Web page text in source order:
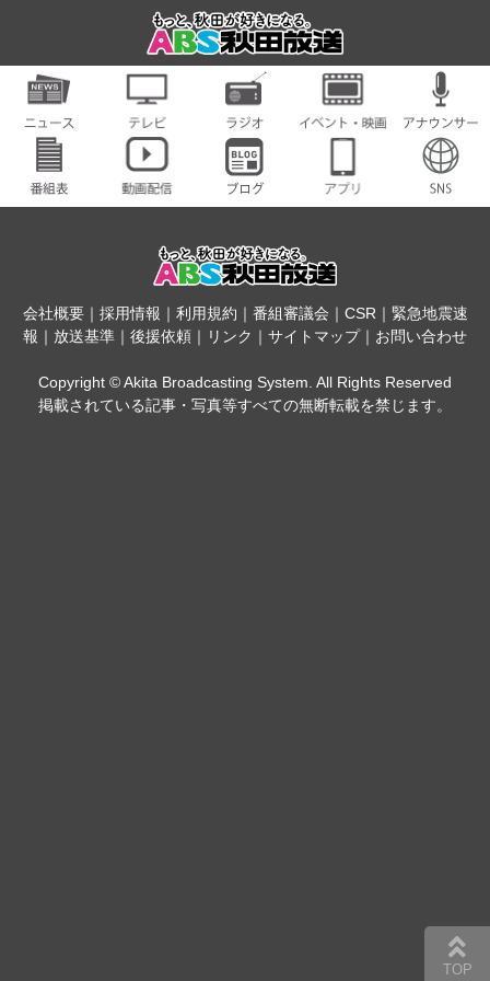
会社概要｜ 採用情報 ｜ 利用規約 ｜ 番組審議会 ｜ CSR｜ 緊急地震速
報 ｜ 放送基準 ｜ 後援依頼 ｜ リンク ｜ サイトマップ｜ お問い合わせ
Copyright © Akita Broadcasting System. All Rights Reserved
掲載されている記事・写真等すべての無断転載を禁じます。